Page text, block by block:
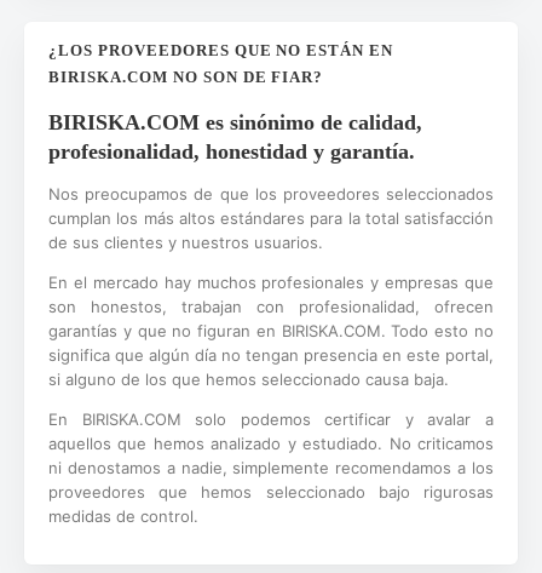
¿LOS PROVEEDORES QUE NO ESTÁN EN
BIRISKA.COM NO SON DE FIAR?
BIRISKA.COM es sinónimo de calidad,
profesionalidad, honestidad y garantía.
Nos preocupamos de que los proveedores seleccionados
cumplan los más altos estándares para la total satisfacción
de sus clientes y nuestros usuarios.
En el mercado hay muchos profesionales y empresas que
son honestos, trabajan con profesionalidad, ofrecen
garantías y que no figuran en BIRISKA.COM. Todo esto no
significa que algún día no tengan presencia en este portal,
si alguno de los que hemos seleccionado causa baja.
En BIRISKA.COM solo podemos certificar y avalar a
aquellos que hemos analizado y estudiado. No criticamos
ni denostamos a nadie, simplemente recomendamos a los
proveedores que hemos seleccionado bajo rigurosas
medidas de control.